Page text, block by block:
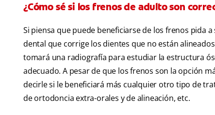
¿Cómo sé si los frenos de adulto son
Si piensa que puede beneficiarse de los frenos pida
dental que corrige los dientes que no están
tomará una radiografía para estudiar la estructura
adecuado. A pesar de que los frenos son la opción
decirle si le beneficiará más cualquier otro tipo de
de ortodoncia extra-orales y de alineación, etc.